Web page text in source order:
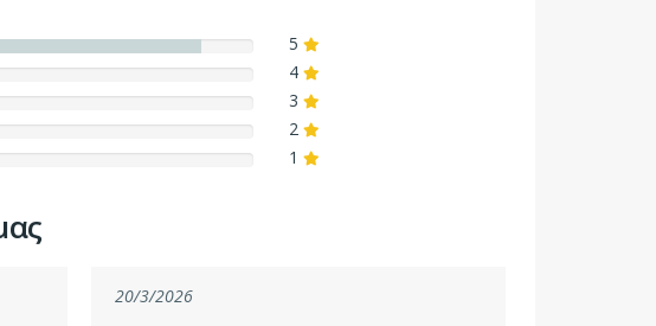
5
4
3
2
1
20/3/2026